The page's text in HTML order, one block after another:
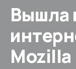
Вышла
Mozilla